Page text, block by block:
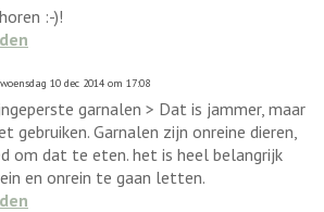
:-)!
woensdag 10 dec 2014 om 17:08
garnalen > Dat is jammer, maar
gebruiken. Garnalen zijn onreine dieren,
om dat te eten. het is heel belangrijk
en onrein te gaan letten.